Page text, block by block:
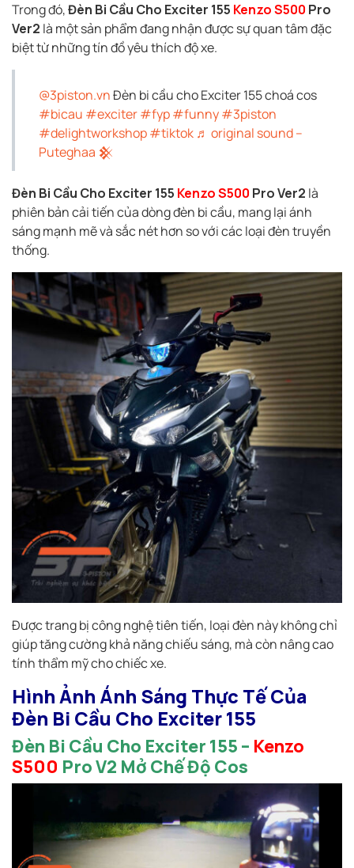
Trong đó,Đèn Bi Cầu Cho Exciter 155 Kenzo S500 Pro
Ver2 là một sản phẩm đang nhận được sự quan tâm đặc
biệt từ những tín đồ yêu thích độ xe.
@3piston.vnĐèn bi cầu cho Exciter 155 choá cos
#bicau #exciter#fyp#funny#3piston
#delightworkshop#tiktok ♬ original sound –
Puteghaa 𒆜
Đèn Bi Cầu Cho Exciter 155 Kenzo S500 Pro Ver2 là
phiên bản cải tiến của dòng đèn bi cầu, mang lại ánh
sáng mạnh mẽ và sắc nét hơn so với các loại đèn truyền
thống.
Được trang bị công nghệ tiên tiến, loại đèn này không chỉ
giúp tăng cường khả năng chiếu sáng, mà còn nâng cao
tính thẩm mỹ cho chiếc xe.
Hình Ảnh Ánh Sáng Thực Tế Của
Đèn Bi Cầu Cho Exciter 155
Đèn Bi Cầu Cho Exciter 155 – Kenzo
S500 Pro V2 Mở Chế Độ Cos